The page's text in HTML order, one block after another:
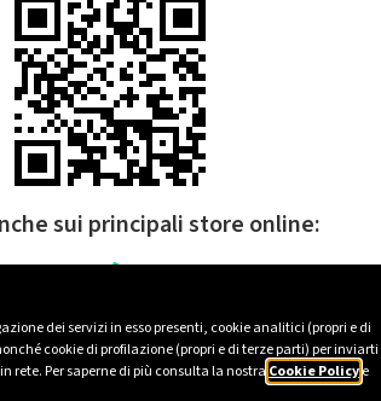
dei servizi in esso presenti, cookie analitici (propri e di
cookie di profilazione (propri e di terze parti) per inviarti
rete. Per saperne di più consulta la nostra Cookie Policye
sui principali store online: